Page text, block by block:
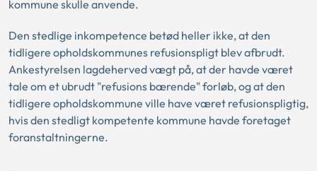
kommune skulle anvende.
Den stedlige inkompetence betød heller ikke, at den
tidligere opholdskommunes refusionspligt blev afbrudt.
Ankestyrelsen lagdeherved vægt på, at der havde været
tale om et ubrudt "refusions bærende" forløb, og at den
tidligere opholdskommune ville have været refusionspligtig,
hvis den stedligt kompetente kommune havde foretaget
foranstaltningerne.